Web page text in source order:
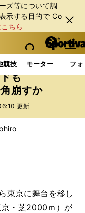
ズ等について調
⽰する⽬的で Co
ちら
閉じ
る
web Sportiva (webスポルティーバ)
検索
マイペ
ー
ジ
メニュ
競技 モーター フ
・秋は２強が断然ムー
も
崩すか
更新
東京に舞台を移し
・芝2000ｍ）が